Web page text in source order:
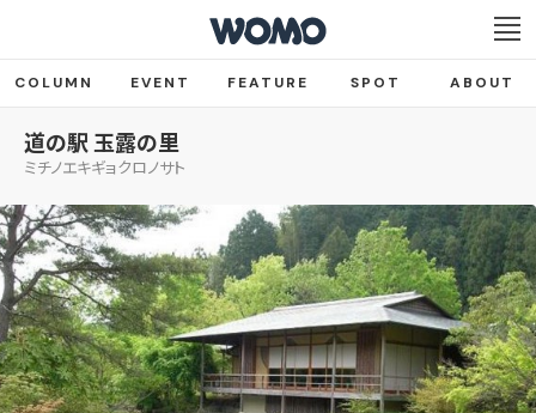
COLUMN EVENT FEATURE SPOT ABOUT
道の駅 玉露の里
ミチノエキギョクロノサト